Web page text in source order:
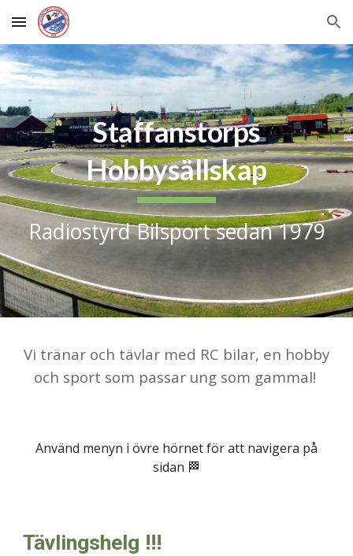
Skip to main content Skip to navigation
Staffanstorps
Hobbysällskap
Radiostyrd Bilsport sedan 1979
Vi tränar och tävlar med RC bilar, en hobby
och sport som passar ung som gammal!
Använd menyn i övre hörnet för att navigera på
sidan 🏁
Tävlingshelg !!!